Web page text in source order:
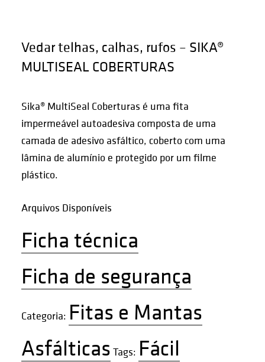
Vedar telhas, calhas, rufos – SIKA®
MULTISEAL COBERTURAS
Sika® MultiSeal Coberturas é uma fita
impermeável autoadesiva composta de uma
camada de adesivo asfáltico, coberto com uma
lâmina de alumínio e protegido por um filme
plástico.
Arquivos Disponíveis
Ficha técnica
Ficha de segurança
Categoria: Fitas e Mantas
Asfálticas Tags: Fácil